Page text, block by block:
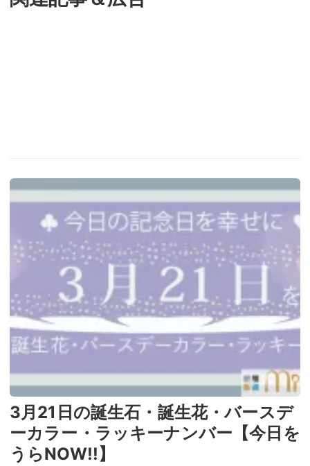
3月21日の誕生石・誕生花・バースデ
ーカラー・ラッキーナンバー【今日を
うらNOW!!】